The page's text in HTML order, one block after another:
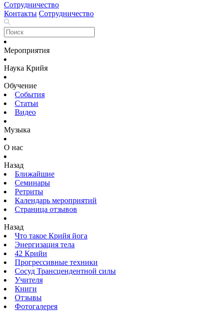
Сотрудничество
Контакты Сотрудничество
Мероприятия
Наука Крийя
Обучение
События
Статьи
Видео
Музыка
О нас
Назад
Ближайшие
Семинары
Ретриты
Календарь мероприятий
Страница отзывов
Назад
Что такое Крийя йога
Энергизация тела
42 Крийи
Прогрессивные техники
Сосуд Трансцендентной силы
Учителя
Книги
Отзывы
Фотогалерея